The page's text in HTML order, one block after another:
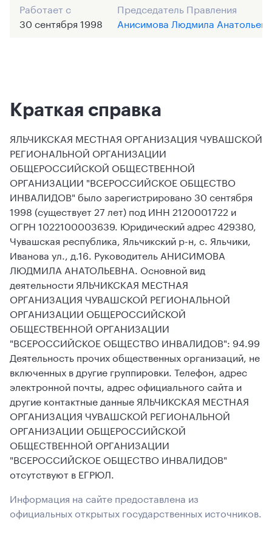
Работает с
30 сентября 1998
Председатель Правления
Анисимова Людмила
Краткая справка
ЯЛЬЧИКСКАЯ МЕСТНАЯ ОРГАНИЗАЦИЯ ЧУВАШСКОЙ
РЕГИОНАЛЬНОЙ ОРГАНИЗАЦИИ
ОБЩЕРОССИЙСКОЙ ОБЩЕСТВЕННОЙ
ОРГАНИЗАЦИИ "ВСЕРОССИЙСКОЕ ОБЩЕСТВО
ИНВАЛИДОВ" было зарегистрировано 30 сентября
1998 (существует 27 лет) под ИНН 2120001722 и
ОГРН 1022100003639. Юридический адрес 429380,
Чувашская республика, Яльчикский р-н, с. Яльчики,
Иванова ул., д.16. Руководитель АНИСИМОВА
ЛЮДМИЛА АНАТОЛЬЕВНА. Основной вид
деятельности ЯЛЬЧИКСКАЯ МЕСТНАЯ
ОРГАНИЗАЦИЯ ЧУВАШСКОЙ РЕГИОНАЛЬНОЙ
ОРГАНИЗАЦИИ ОБЩЕРОССИЙСКОЙ
ОБЩЕСТВЕННОЙ ОРГАНИЗАЦИИ
"ВСЕРОССИЙСКОЕ ОБЩЕСТВО ИНВАЛИДОВ": 94.99
Деятельность прочих общественных организаций, не
включенных в другие группировки. Телефон, адрес
электронной почты, адрес официального сайта и
другие контактные данные ЯЛЬЧИКСКАЯ МЕСТНАЯ
ОРГАНИЗАЦИЯ ЧУВАШСКОЙ РЕГИОНАЛЬНОЙ
ОРГАНИЗАЦИИ ОБЩЕРОССИЙСКОЙ
ОБЩЕСТВЕННОЙ ОРГАНИЗАЦИИ
"ВСЕРОССИЙСКОЕ ОБЩЕСТВО ИНВАЛИДОВ"
отсутствуют в ЕГРЮЛ.
Информация на сайте предоставлена из
официальных открытых государственных источников.